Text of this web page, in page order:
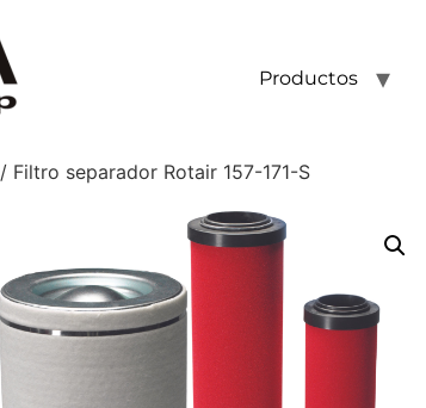
Productos
/ Filtro separador Rotair 157-171-S